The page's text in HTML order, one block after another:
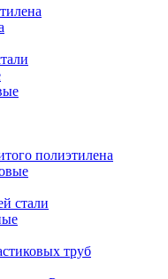
полиэтилена
стали
труб